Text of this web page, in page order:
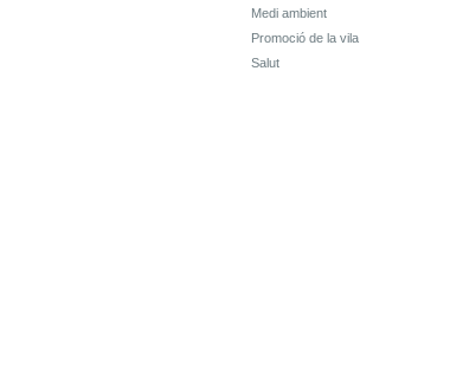
Medi ambient
Promoció de la vila
Salut